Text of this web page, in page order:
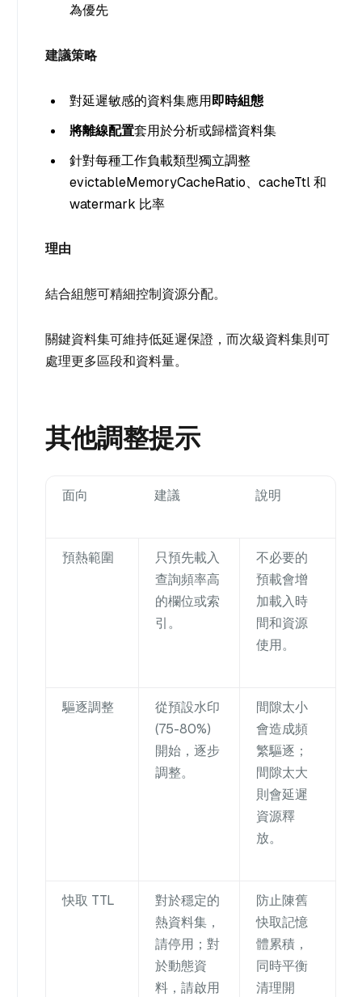
為優先
建議策略
對延遲敏感的資料集應用即時組態
將離線配置套用於分析或歸檔資料集
針對每種工作負載類型獨立調整
evictableMemoryCacheRatio、cacheTtl 和
watermark 比率
理由
結合組態可精細控制資源分配。
關鍵資料集可維持低延遲保證，而次級資料集則可
處理更多區段和資料量。
其他調整提示
面向 建議 說明
預熱範圍
只預先載入
查詢頻率高
的欄位或索
引。
不必要的
預載會增
加載入時
間和資源
使用。
驅逐調整
從預設水印
(75-80%)
開始，逐步
調整。
間隙太小
會造成頻
繁驅逐；
間隙太大
則會延遲
資源釋
放。
快取 TTL
對於穩定的
熱資料集，
請停用；對
於動態資
料，請啟用
防止陳舊
快取記憶
體累積，
同時平衡
清理開